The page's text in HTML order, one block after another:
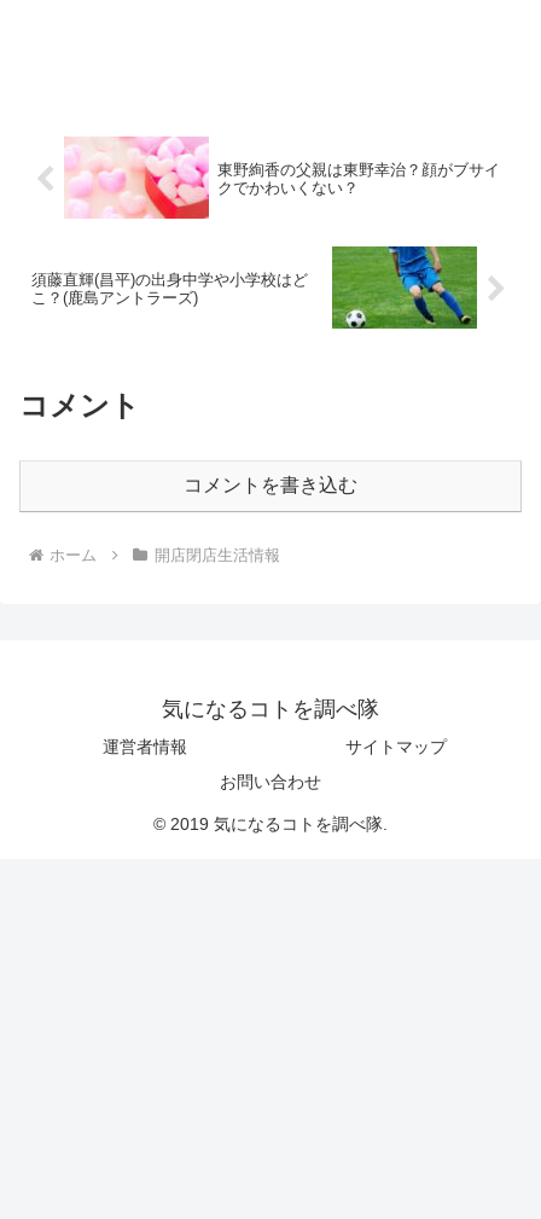
東野絢香の父親は東野幸治？顔がブサイ
クでかわいくない？
須藤直輝(昌平)の出身中学や小学校はど
こ？(鹿島アントラーズ)
コメント
コメントを書き込む
ホーム 開店閉店生活情報
気になるコトを調べ隊
運営者情報
サイトマップ
お問い合わせ
© 2019 気になるコトを調べ隊.